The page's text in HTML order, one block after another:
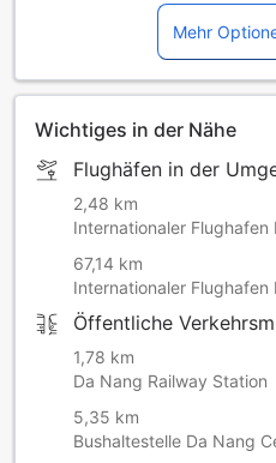
Mehr
Wichtiges in der Nähe
Flughäfen in der
2,48 km
Internationaler Flughafen
67,14 km
Internationaler Flughafen
Öffentliche
1,78 km
Da Nang Railway Station
5,35 km
Bushaltestelle Da Nang